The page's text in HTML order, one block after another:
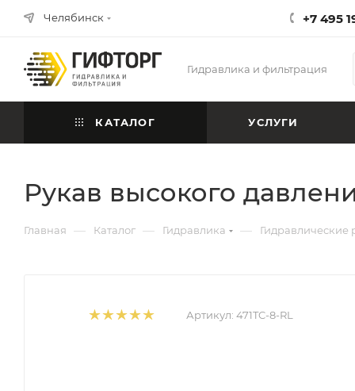
Челябинск +7 495
Гидравлика и фильтрация
КАТАЛОГ УСЛУГИ
Рукав высокого
Главная — Каталог — Гидравлика — Гидравлические
Артикул: 471TC-8-RL